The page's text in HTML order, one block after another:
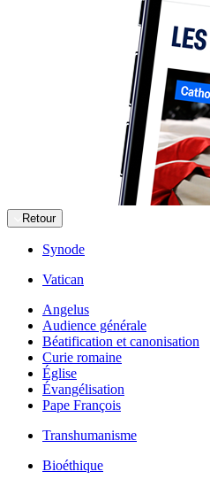
Retour
Synode
Vatican
Angelus
Audience générale
Béatification et canonisation
Curie romaine
Église
Évangélisation
Pape François
Transhumanisme
Bioéthique